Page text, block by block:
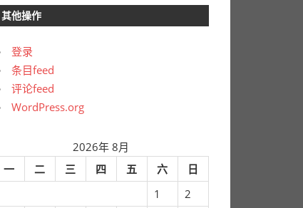
其他操作
登录
条目feed
评论feed
WordPress.org
2026年 8月
一
二 三 四 五 六
日
1
2